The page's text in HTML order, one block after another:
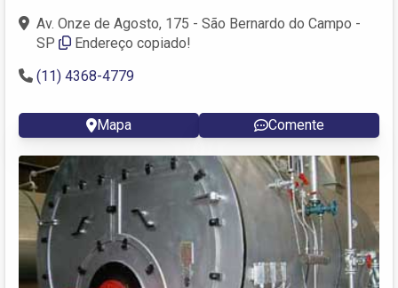
Av. Onze de Agosto, 175 - São Bernardo do Campo -
SP
Endereço copiado!
(11) 4368-4779
Mapa Comente